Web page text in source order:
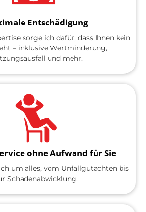
Entschädigung
sorge ich dafür, dass Ihnen kein
– inklusive Wertminderung,
und mehr.
ohne Aufwand für Sie
um alles, vom Unfallgutachten bis
Schadenabwicklung.